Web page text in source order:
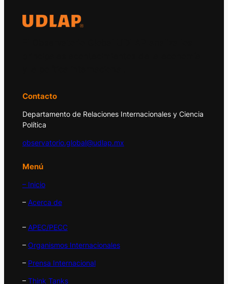
Contacto
Departamento de Relaciones Internacionales y Ciencia
Política
observatorio.global@udlap.mx
Menú
– Inicio
– Acerca de
– APEC/PECC
– Organismos Internacionales
– Prensa Internacional
– Think Tanks